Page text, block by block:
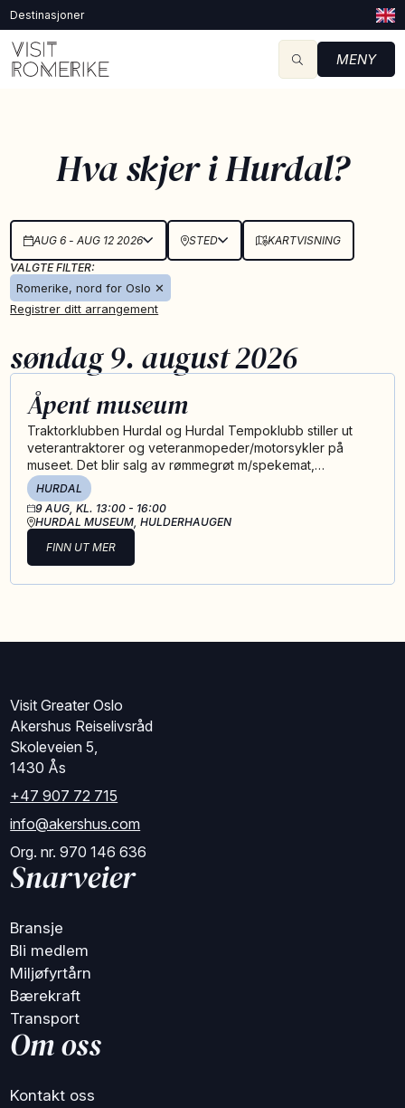
Destinasjoner
MENY
Hva skjer i Hurdal?
AUG 6 - AUG 12 2026 STED
KARTVISNING
VALGTE FILTER:
Romerike, nord for Oslo ✕
Registrer ditt arrangement
søndag 9. august 2026
Åpent museum
Traktorklubben Hurdal og Hurdal Tempoklubb stiller ut
veterantraktorer og veteranmopeder/motorsykler på
museet. Det blir salg av rømmegrøt m/spekemat,…
HURDAL
9 AUG, KL. 13:00 - 16:00
HURDAL MUSEUM, HULDERHAUGEN
FINN UT MER
Visit Greater Oslo
Akershus Reiselivsråd
Skoleveien 5,
1430 Ås
+47 907 72 715
info@akershus.com
Org. nr. 970 146 636
Snarveier
Bransje
Bli medlem
Miljøfyrtårn
Bærekraft
Transport
Om oss
Kontakt oss